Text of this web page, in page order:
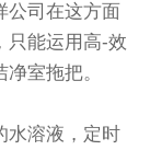
公司在这方面
只能运用高-效
室拖把。
水溶液，定时